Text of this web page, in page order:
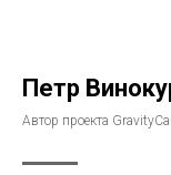
Петр
Автор проекта